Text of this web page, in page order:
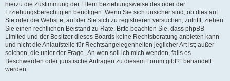
hierzu die Zustimmung der Eltern beziehungsweise des oder der
Erziehungsberechtigten benötigen. Wenn Sie sich unsicher sind, ob dies auf
Sie oder die Website, auf der Sie sich zu registrieren versuchen, zutrifft, ziehen
Sie einen rechtlichen Beistand zu Rate. Bitte beachten Sie, dass phpBB
Limited und der Besitzer dieses Boards keine Rechtsberatung anbieten kann
und nicht die Anlaufstelle für Rechtsangelegenheiten jeglicher Art ist; außer
solchen, die unter der Frage „An wen soll ich mich wenden, falls es
Beschwerden oder juristische Anfragen zu diesem Forum gibt?“ behandelt
werden.